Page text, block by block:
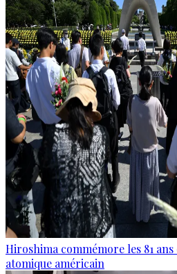
Hiroshima commémore les 81
atomique américain